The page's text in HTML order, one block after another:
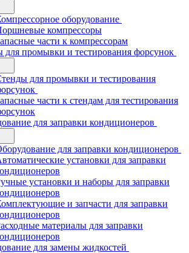
оборудование
компрессоры
части к компрессорам
для промывки и тестирования форсунок
для промывки и тестирования
части к стендам для тестирования
для заправки кондиционеров
для заправки кондиционеров
установки для заправки
установки и наборы для заправки
и запчасти для заправки
материалы для заправки
для замены жидкостей